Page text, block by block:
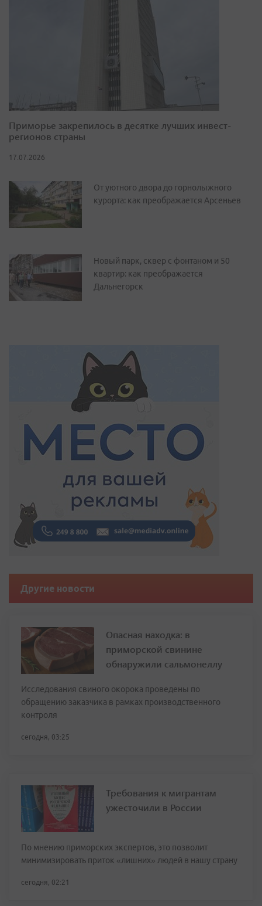
Приморье закрепилось в десятке лучших инвест-
регионов страны
17.07.2026
От уютного двора до горнолыжного
курорта: как преображается Арсеньев
Новый парк, сквер с фонтаном и 50
квартир: как преображается
Дальнегорск
Другие новости
Опасная находка: в
приморской свинине
обнаружили сальмонеллу
Исследования свиного окорока проведены по
обращению заказчика в рамках производственного
контроля
сегодня, 03:25
Требования к мигрантам
ужесточили в России
По мнению приморских экспертов, это позволит
минимизировать приток «лишних» людей в нашу страну
сегодня, 02:21